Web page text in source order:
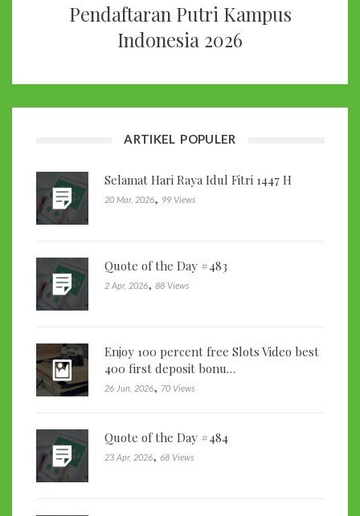
Pendaftaran Putri Kampus
Indonesia 2026
ARTIKEL POPULER
Selamat Hari Raya Idul Fitri 1447 H
20 Mar, 2026, 99 Views
Quote of the Day #483
2 Apr, 2026, 88 Views
Enjoy 100 percent free Slots Video best
400 first deposit bonu…
26 Jun, 2026, 70 Views
Quote of the Day #484
23 Apr, 2026, 68 Views